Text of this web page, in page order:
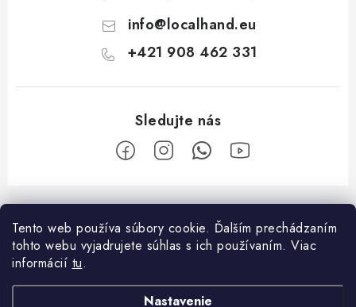
Tento web používa súbory cookie. Ďalším prechádzaním
tohto webu vyjadrujete súhlas s ich používaním. Viac
informácií tu.
Nastavenie
info@localhand.eu
+421 908 462 331
Z
á
Facebook
O nákupe